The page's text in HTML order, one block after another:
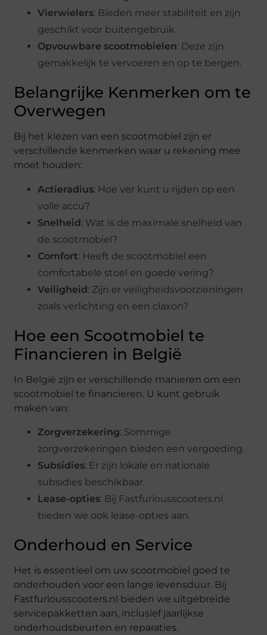
Vierwielers: Bieden meer stabiliteit en zijn
geschikt voor buitengebruik.
Opvouwbare scootmobielen: Deze zijn
gemakkelijk te vervoeren en op te bergen.
Belangrijke Kenmerken om te
Overwegen
Bij het kiezen van een scootmobiel zijn er
verschillende kenmerken waar u rekening mee
moet houden:
Actieradius: Hoe ver kunt u rijden op een
volle accu?
Snelheid: Wat is de maximale snelheid van
de scootmobiel?
Comfort: Heeft de scootmobiel een
comfortabele stoel en goede vering?
Veiligheid: Zijn er veiligheidsvoorzieningen
zoals verlichting en een claxon?
Hoe een Scootmobiel te
Financieren in België
In België zijn er verschillende manieren om een
scootmobiel te financieren. U kunt gebruik
maken van:
Zorgverzekering: Sommige
zorgverzekeringen bieden een vergoeding.
Subsidies: Er zijn lokale en nationale
subsidies beschikbaar.
Lease-opties: Bij Fastfuriousscooters.nl
bieden we ook lease-opties aan.
Onderhoud en Service
Het is essentieel om uw scootmobiel goed te
onderhouden voor een lange levensduur. Bij
Fastfuriousscooters.nl bieden we uitgebreide
servicepakketten aan, inclusief jaarlijkse
onderhoudsbeurten en reparaties.